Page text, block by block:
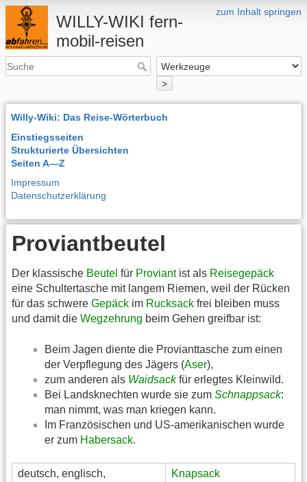
zum Inhalt springen
WILLY-WIKI fern-
mobil-reisen
>
Willy-Wiki: Das Reise-Wörterbuch
Einstiegsseiten
Strukturierte Übersichten
Seiten A—Z
Impressum
Datenschutzerklärung
Proviantbeutel
Der klassische Beutel für Proviantist als Reisegepäck
eine Schultertasche mit langem Riemen, weil der Rücken
für das schwere Gepäck im Rucksack frei bleiben muss
und damit die Wegzehrung beim Gehen greifbar ist:
Beim Jagen diente die Provianttasche zum einen
der Verpflegung des Jägers (Aser),
zum anderen als Waidsackfür erlegtes Kleinwild.
Bei Landsknechten wurde sie zum Schnappsack:
man nimmt, was man kriegen kann.
Im Französischen und US-amerikanischen wurde
er zum Habersack.
deutsch, englisch,
Knapsack